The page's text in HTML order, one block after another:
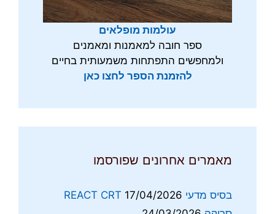
עולמות מופלאים
ספר חובה למאמנות ומאמנים
ולמחפשים התפתחות משמעותית בחיים
להזמנת הספר לחצו כאן
מאמרים אחרונים שפורסמו
בסיס מדעי REACT CRT 17/04/2026